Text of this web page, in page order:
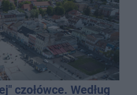
czołówce. Według